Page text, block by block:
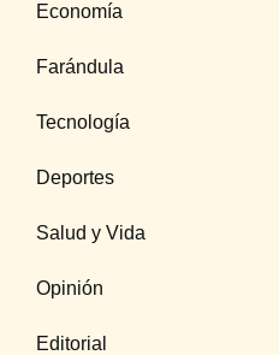
Economía
Farándula
Tecnología
Deportes
Salud y Vida
Opinión
Editorial